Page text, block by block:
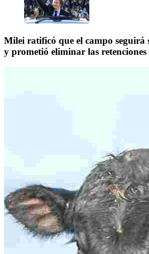
Milei ratificó que el campo
y prometió eliminar las retenciones